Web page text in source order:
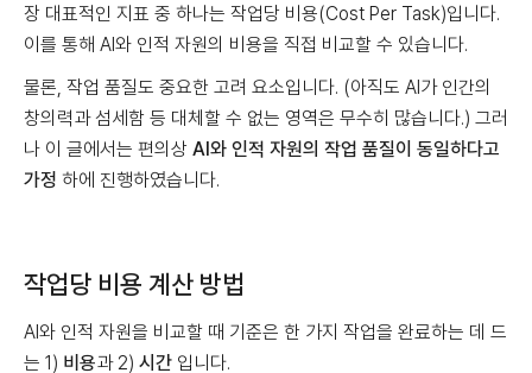
장 대표적인 지표 중 하나는 작업당 비용(Cost Per Task)입니다.
이를 통해 AI와 인적 자원의 비용을 직접 비교할 수 있습니다.
물론, 작업 품질도 중요한 고려 요소입니다. (아직도 AI가 인간의
창의력과 섬세함 등 대체할 수 없는 영역은 무수히 많습니다.) 그러
나 이 글에서는 편의상 AI와 인적 자원의 작업 품질이 동일하다고
가정 하에 진행하였습니다.
작업당 비용 계산 방법
AI와 인적 자원을 비교할 때 기준은 한 가지 작업을 완료하는 데 드
는 1) 비용과 2) 시간 입니다.